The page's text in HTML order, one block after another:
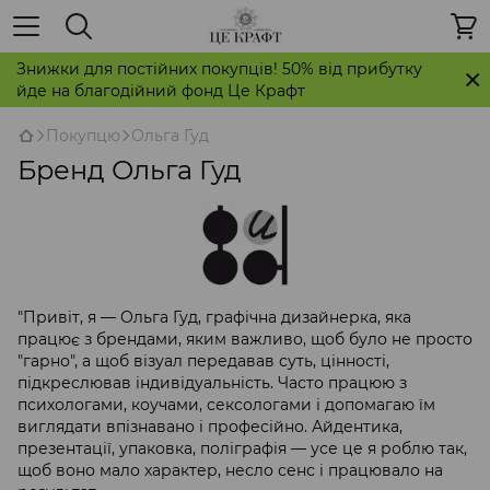
Знижки для постійних покупців! 50% від прибутку
йде на благодійний фонд Це Крафт
Покупцю Ольга Гуд
Бренд Ольга Гуд
"Привіт, я — Ольга Гуд, графічна дизайнерка, яка
працює з брендами, яким важливо, щоб було не просто
"гарно", а щоб візуал передавав суть, цінності,
підкреслював індивідуальність. Часто працюю з
психологами, коучами, сексологами і допомагаю їм
виглядати впізнавано і професійно. Айдентика,
презентації, упаковка, поліграфія — усе це я роблю так,
щоб воно мало характер, несло сенс і працювало на